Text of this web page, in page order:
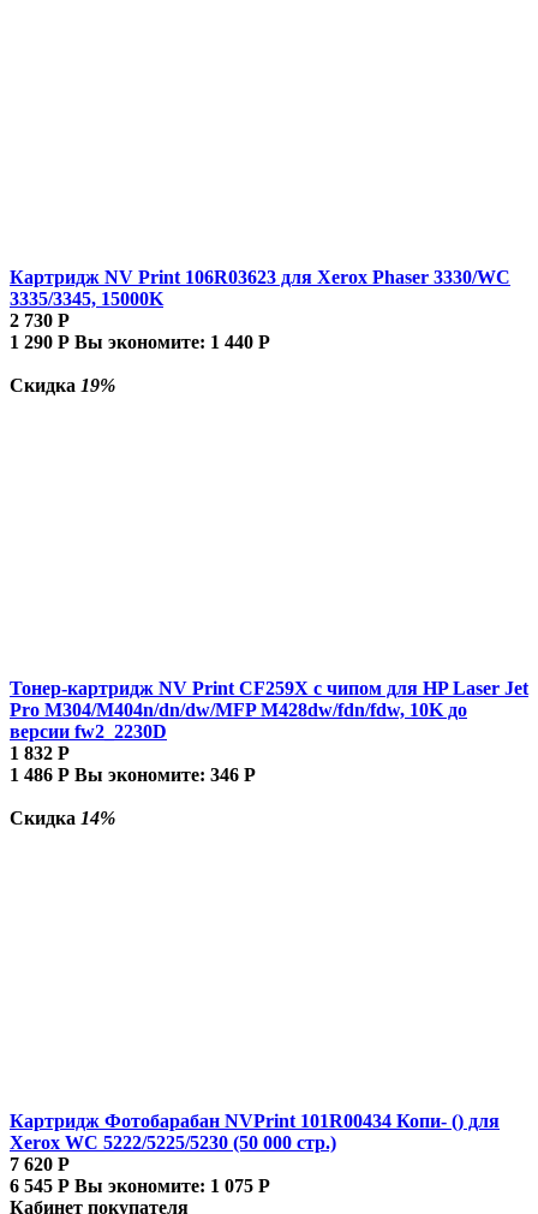
Картридж NV Print 106R03623 для Xerox Phaser 3330/WC
3335/3345, 15000K
2 730 Р
1 290 Р Вы экономите: 1 440 Р
Скидка 19%
Тонер-картридж NV Print CF259X с чипом для HP Laser Jet
Pro M304/M404n/dn/dw/MFP M428dw/fdn/fdw, 10K до
версии fw2_2230D
1 832 Р
1 486 Р Вы экономите: 346 Р
Скидка 14%
Картридж Фотобарабан NVPrint 101R00434 Копи- () для
Xerox WC 5222/5225/5230 (50 000 стр.)
7 620 Р
6 545 Р Вы экономите: 1 075 Р
Кабинет покупателя